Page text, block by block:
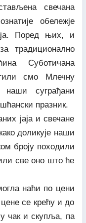
свечана
обележје
Поред њих, и
традиционално
Суботичана
смо Млечну
суграђани
празник.
јаја и свечане
доликује наши
броју походили
све оно што ће
наћи по цени
се крећу и до
чак и скупља, па